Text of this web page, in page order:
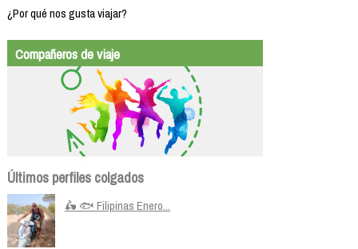
¿Por qué nos gusta viajar?
Compañeros de viaje
Últimos perfiles colgados
🛵 🐟 Filipinas Enero...